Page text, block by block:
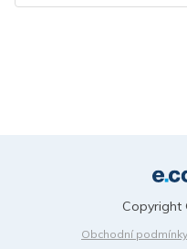
Obchodní podmínky
Copyright